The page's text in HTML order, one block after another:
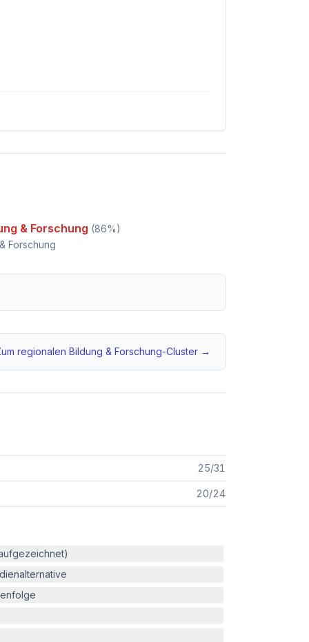
& Forschung (86%)
Forschung
regionalen Bildung & Forschung-Cluster →
25/31
20/24